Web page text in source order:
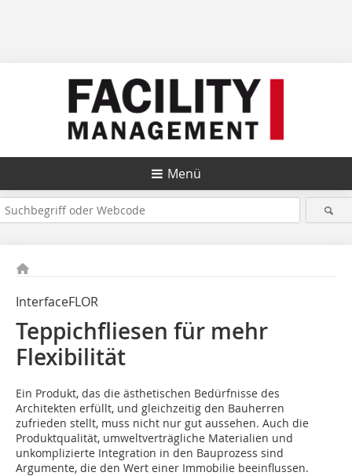
Menü
InterfaceFLOR
Teppichfliesen für mehr
Flexibilität
Ein Produkt, das die ästhetischen Bedürfnisse des
Architekten erfüllt, und gleichzeitig den Bauherren
zufrieden stellt, muss nicht nur gut aussehen. Auch die
Produktqualität, umweltverträgliche Materialien und
unkomplizierte Integration in den Bauprozess sind
Argumente, die den Wert einer Immobilie beein­flussen.